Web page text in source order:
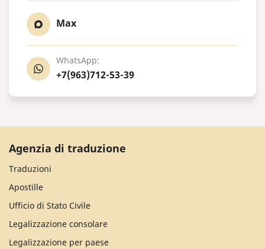
Max
WhatsApp:
+7(963)712-53-39
Agenzia di traduzione
Traduzioni
Apostille
Ufficio di Stato Civile
Legalizzazione consolare
Legalizzazione per paese